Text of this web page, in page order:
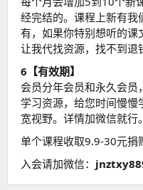
经完结的。课程上新有
有，如果你特别想听的
让我代找资源，找不到
6【有效期】
会员分年会员和永久会员
学习资源，给您时间慢
宽视野。详情加微信就行。
单个课程收取9.9-30元捐
入会请加微信：